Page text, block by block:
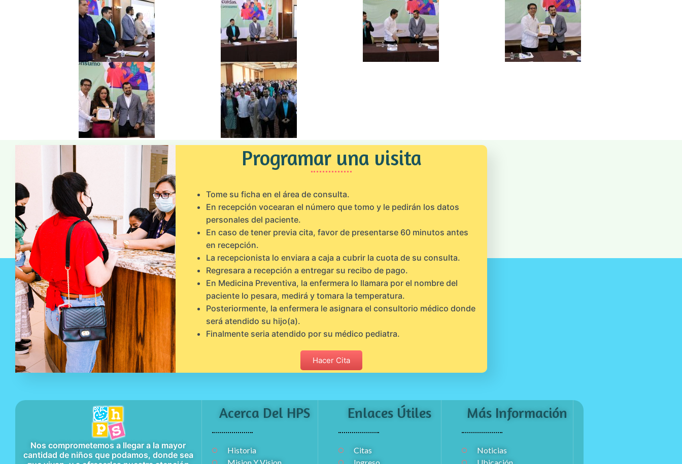
Programar una visita
Tome su ficha en el área de consulta.
En recepción vocearan el número que tomo y le pedirán los datos
personales del paciente.
En caso de tener previa cita, favor de presentarse 60 minutos antes
en recepción.
La recepcionista lo enviara a caja a cubrir la cuota de su consulta.
Regresara a recepción a entregar su recibo de pago.
En Medicina Preventiva, la enfermera lo llamara por el nombre del
paciente lo pesara, medirá y tomara la temperatura.
Posteriormente, la enfermera le asignara el consultorio médico donde
será atendido su hijo(a).
Finalmente seria atendido por su médico pediatra.
Hacer Cita
Nos comprometemos a llegar a la mayor
cantidad de niños que podamos, donde sea
Acerca Del HPS
Historia
Mision Y Vision
Enlaces Útiles
Citas
Ingreso
Más Información
Noticias
Ubicación